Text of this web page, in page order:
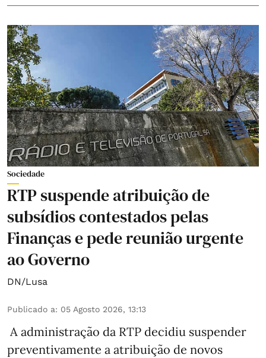
Sociedade
RTP suspende atribuição de
subsídios contestados pelas
Finanças e pede reunião urgente
ao Governo
DN/Lusa
Publicado a: 05 Agosto 2026, 13:13
A administração da RTP decidiu suspender
preventivamente a atribuição de novos